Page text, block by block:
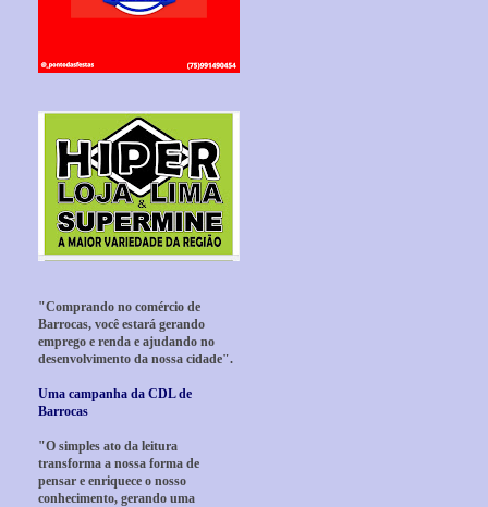
"Comprando no comércio de
Barrocas, você estará gerando
emprego e renda e ajudando no
desenvolvimento da nossa cidade".
Uma campanha da CDL de
Barrocas
"O simples ato da leitura
transforma a nossa forma de
pensar e enriquece o nosso
conhecimento, gerando uma